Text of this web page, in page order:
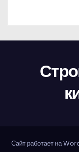
Сайт работает на